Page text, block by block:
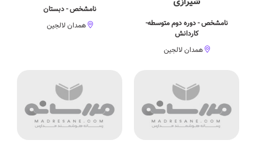
نامشخص - دوره دوم متوسطه-
کاردانش
همدان لالجین
نامشخص - دبستان
همدان لالجین